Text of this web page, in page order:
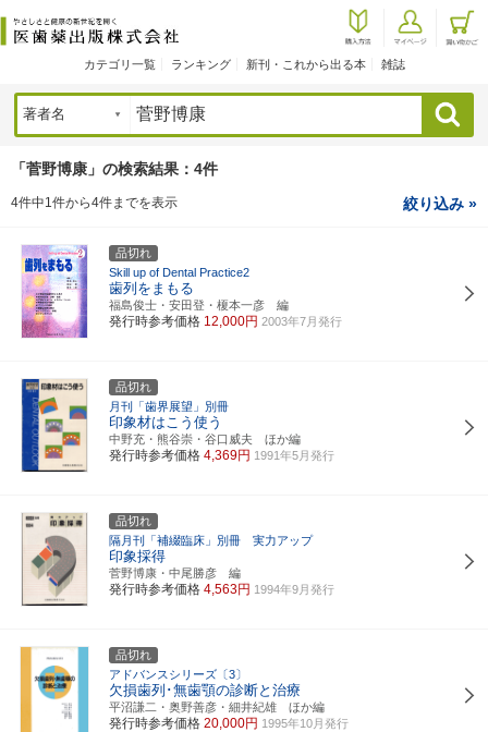
カテゴリ一覧 ランキング 新刊・これから出る本 雑誌
検索
「菅野博康」の検索結果：4件
4件中1件から4件までを表示 絞り込み »
品切れ
Skill up of Dental Practice2
歯列をまもる
福島俊士・安田登・榎本一彦 編
発行時参考価格 12,000円 2003年7月発行
品切れ
月刊「歯界展望」別冊
印象材はこう使う
中野充・熊谷崇・谷口威夫 ほか編
発行時参考価格 4,369円 1991年5月発行
品切れ
隔月刊「補綴臨床」別冊 実力アップ
印象採得
菅野博康・中尾勝彦 編
発行時参考価格 4,563円 1994年9月発行
品切れ
アドバンスシリーズ〔3〕
欠損歯列･無歯顎の診断と治療
平沼謙二・奥野善彦・細井紀雄 ほか編
発行時参考価格 20,000円 1995年10月発行